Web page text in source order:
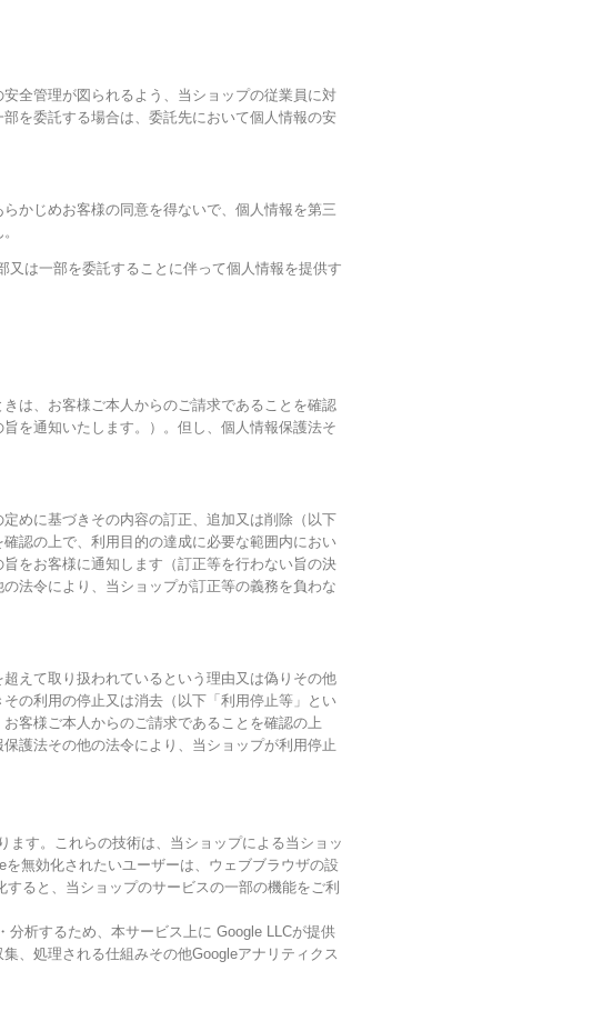
全管理が図られるよう、当ショップの従業員に対
を委託する場合は、委託先において個人情報の安
かじめお客様の同意を得ないで、個人情報を第三
又は一部を委託することに伴って個人情報を提供す
は、お客様ご本人からのご請求であることを確認
を通知いたします。）。但し、個人情報保護法そ
めに基づきその内容の訂正、追加又は削除（以下
認の上で、利用目的の達成に必要な範囲内におい
をお客様に通知します（訂正等を行わない旨の決
法令により、当ショップが訂正等の義務を負わな
えて取り扱われているという理由又は偽りその他
の利用の停止又は消去（以下「利用停止等」とい
客様ご本人からのご請求であることを確認の上
護法その他の法令により、当ショップが利用停止
ます。これらの技術は、当ショップによる当ショッ
無効化されたいユーザーは、ウェブブラウザの設
ると、当ショップのサービスの一部の機能をご利
分析するため、本サービス上に Google LLCが提供
、処理される仕組みその他Googleアナリティクス